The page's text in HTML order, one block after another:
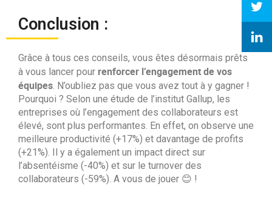
Conclusion :
Grâce à tous ces conseils, vous êtes désormais prêts
à vous lancer pour renforcer l’engagement de vos
équipes . N’oubliez pas que vous avez tout à y gagner !
Pourquoi ? Selon une étude de l’institut Gallup, les
entreprises où l’engagement des collaborateurs est
élevé, sont plus performantes. En effet, on observe une
meilleure productivité (+17%) et davantage de profits
(+21%). Il y a également un impact direct sur
l’absentéisme (-40%) et sur le turnover des
collaborateurs (-59%). A vous de jouer 😊 !